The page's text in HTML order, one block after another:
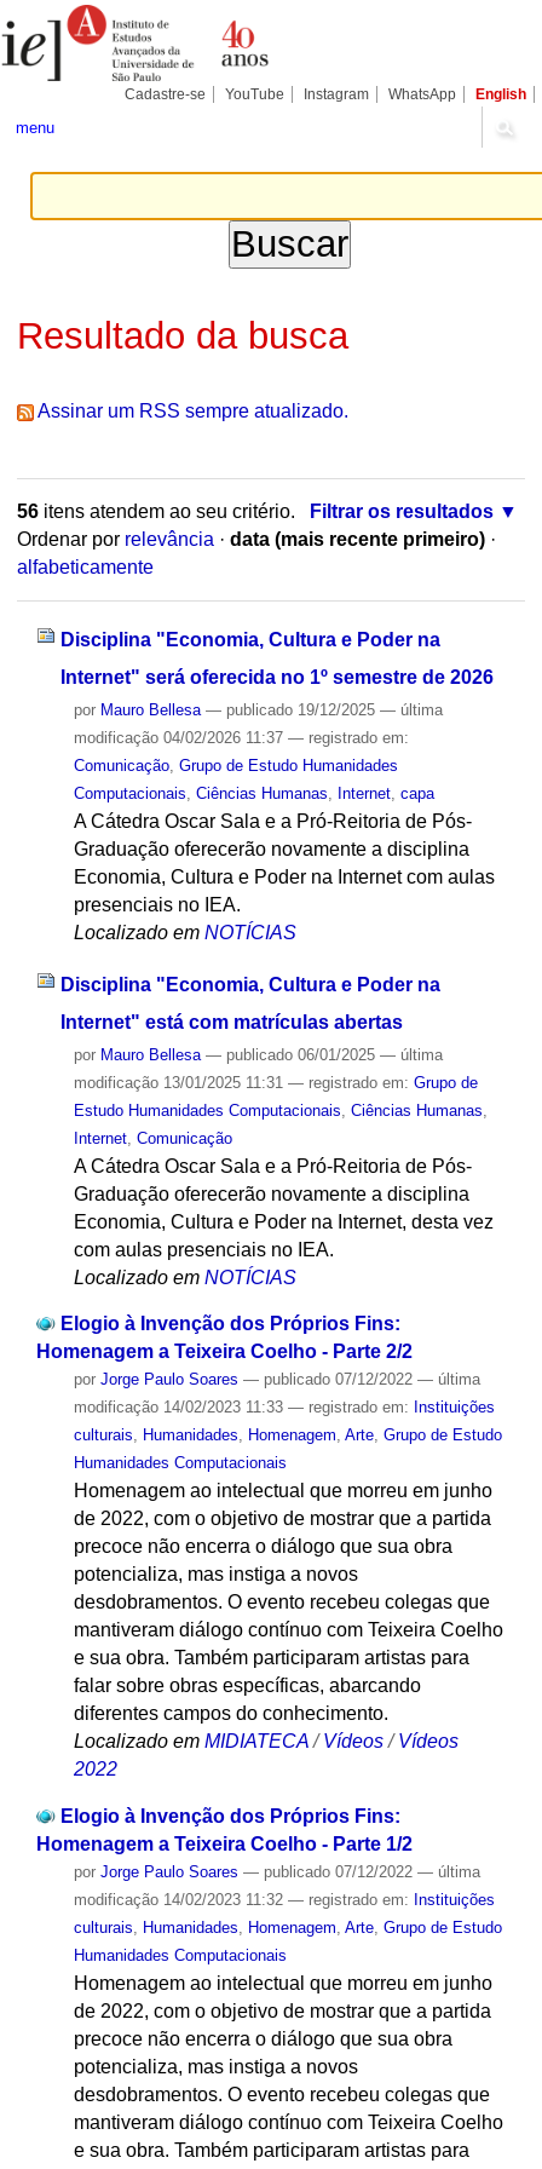
para
conteúdo.
Pessoais
Cadastre-se YouTube Instagram WhatsApp English
menu
Resultado da busca
Assinar um RSS sempre atualizado.
56itens atendem ao seu critério.
Filtrar os resultados
Ordenar por relevância · data (mais recente primeiro) ·
alfabeticamente
Disciplina "Economia, Cultura e Poder na
Internet" será oferecida no 1º semestre de 2026
por Mauro Bellesa — publicado19/12/2025 — última
modificação04/02/2026 11:37 — registrado em:
Comunicação, Grupo de Estudo Humanidades
Computacionais Ciências Humanas Internet, capa
A Cátedra Oscar Sala e a Pró-Reitoria de Pós-
Graduação oferecerão novamente a disciplina
Economia, Cultura e Poder na Internet com aulas
presenciais no IEA.
Localizado em NOTÍCIAS
Disciplina "Economia, Cultura e Poder na
Internet" está com matrículas abertas
por Mauro Bellesa — publicado06/01/2025 — última
modificação13/01/2025 11:31 — registrado em: Grupo de
Estudo Humanidades Computacionais Ciências Humanas
Internet, Comunicação
A Cátedra Oscar Sala e a Pró-Reitoria de Pós-
Graduação oferecerão novamente a disciplina
Economia, Cultura e Poder na Internet, desta vez
com aulas presenciais no IEA.
Localizado em NOTÍCIAS
Elogio à Invenção dos Próprios Fins:
Homenagem a Teixeira Coelho - Parte 2/2
por Jorge Paulo Soares — publicado07/12/2022 — última
modificação14/02/2023 11:33 — registrado em: Instituições
culturais, Humanidades, Homenagem, Arte, Grupo de Estudo
Humanidades Computacionais
Homenagem ao intelectual que morreu em junho
de 2022, com o objetivo de mostrar que a partida
precoce não encerra o diálogo que sua obra
potencializa, mas instiga a novos
desdobramentos. O evento recebeu colegas que
mantiveram diálogo contínuo com Teixeira Coelho
e sua obra. Também participaram artistas para
falar sobre obras específicas, abarcando
diferentes campos do conhecimento.
Localizado em MIDIATECA /Vídeos /Vídeos
2022
Elogio à Invenção dos Próprios Fins:
Homenagem a Teixeira Coelho - Parte 1/2
por Jorge Paulo Soares — publicado07/12/2022 — última
modificação14/02/2023 11:32 — registrado em: Instituições
culturais, Humanidades, Homenagem, Arte, Grupo de Estudo
Humanidades Computacionais
Homenagem ao intelectual que morreu em junho
de 2022, com o objetivo de mostrar que a partida
precoce não encerra o diálogo que sua obra
potencializa, mas instiga a novos
desdobramentos. O evento recebeu colegas que
mantiveram diálogo contínuo com Teixeira Coelho
e sua obra. Também participaram artistas para